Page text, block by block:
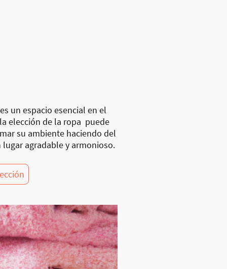
un espacio esencial en el
elección de la ropa puede
su ambiente haciendo del
agradable y armonioso.